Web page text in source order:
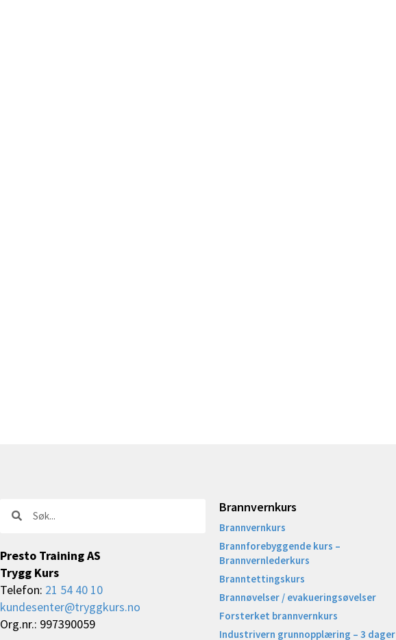
Søk
Presto Training AS
Trygg Kurs
Telefon: 21 54 40 10
kundesenter@tryggkurs.no
Org.nr.: 997390059
Brannvernkurs
Brannvernkurs
Brannforebyggende kurs –
Brannvernlederkurs
Branntettingskurs
Brannøvelser / evakueringsøvelser
Forsterket brannvernkurs
Industrivern grunnopplæring – 3 dager